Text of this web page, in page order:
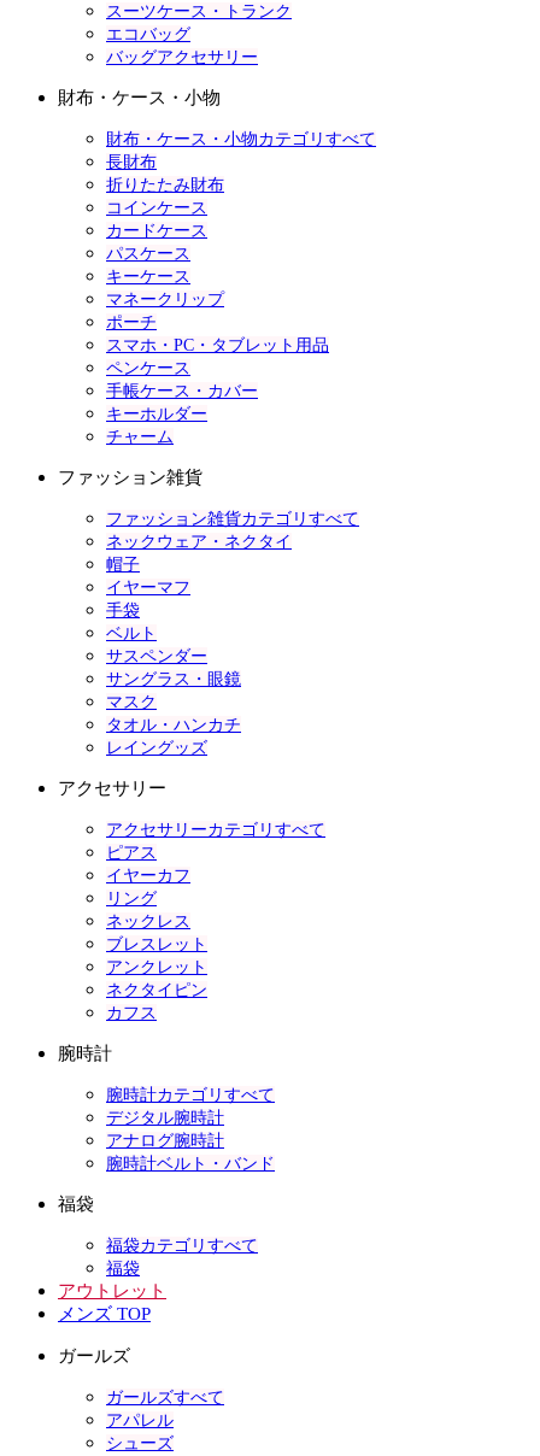
スーツケース・トランク
エコバッグ
バッグアクセサリー
財布・ケース・小物
財布・ケース・小物カテゴリすべて
長財布
折りたたみ財布
コインケース
カードケース
パスケース
キーケース
マネークリップ
ポーチ
スマホ・PC・タブレット用品
ペンケース
手帳ケース・カバー
キーホルダー
チャーム
ファッション雑貨
ファッション雑貨カテゴリすべて
ネックウェア・ネクタイ
帽子
イヤーマフ
手袋
ベルト
サスペンダー
サングラス・眼鏡
マスク
タオル・ハンカチ
レイングッズ
アクセサリー
アクセサリーカテゴリすべて
ピアス
イヤーカフ
リング
ネックレス
ブレスレット
アンクレット
ネクタイピン
カフス
腕時計
腕時計カテゴリすべて
デジタル腕時計
アナログ腕時計
腕時計ベルト・バンド
福袋
福袋カテゴリすべて
福袋
アウトレット
メンズ TOP
ガールズ
ガールズすべて
アパレル
シューズ